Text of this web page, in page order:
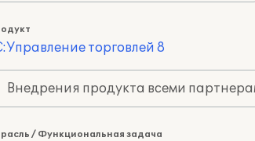
торговлей 8
Внедрения продукта всеми
/ Функциональная задача